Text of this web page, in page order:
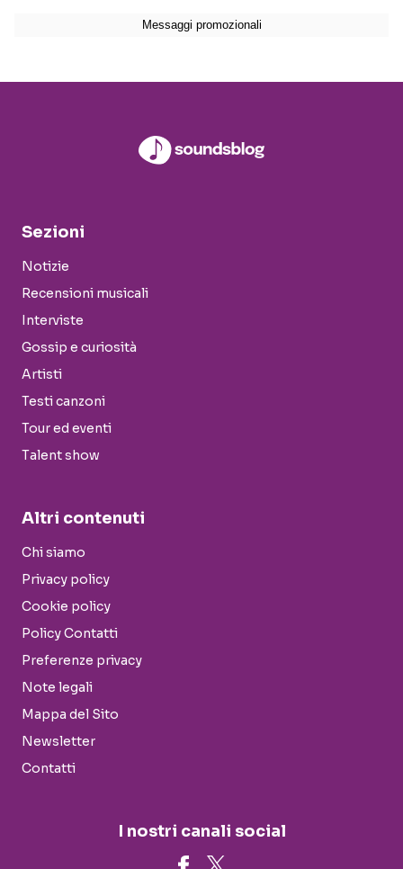
Sezioni
Notizie
Recensioni musicali
Interviste
Gossip e curiosità
Artisti
Testi canzoni
Tour ed eventi
Talent show
Altri contenuti
Chi siamo
Privacy policy
Cookie policy
Policy Contatti
Preferenze privacy
Note legali
Mappa del Sito
Newsletter
Contatti
I nostri canali social